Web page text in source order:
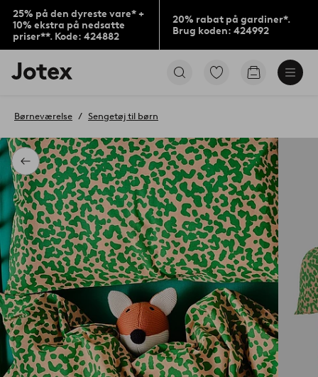
25% på den dyreste vare* +
10% ekstra på nedsatte
priser**. Kode: 424882
20% rabat på gardiner*.
Brug koden: 424992
Jotex
logo
til
Gå
Gå
Tilbage
Børneværelse Sengetøj til børn